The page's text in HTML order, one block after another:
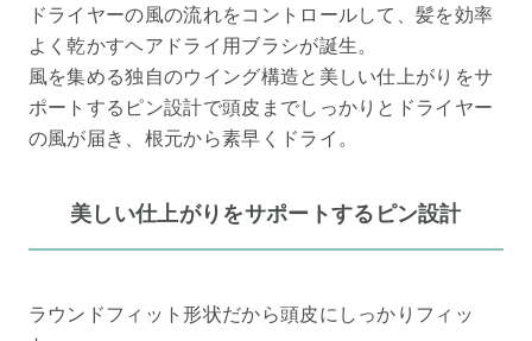
ドライヤーの風の流れをコントロールして、髪を効率
よく乾かすヘアドライ用ブラシが誕生。
風を集める独自のウイング構造と美しい仕上がりをサ
ポートするピン設計で頭皮までしっかりとドライヤー
の風が届き、根元から素早くドライ。
美しい仕上がりをサポートするピン設計
ラウンドフィット形状だから頭皮にしっかりフィッ